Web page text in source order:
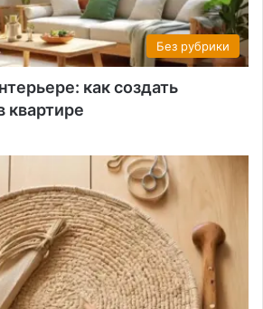
Без рубрики
как создать
квартире